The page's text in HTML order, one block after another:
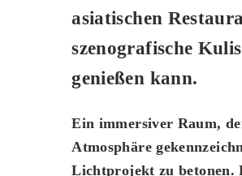
asiatischen
szenografische
genießen kann.
Ein immersiver Raum,
Atmosphäre
Lichtprojekt zu betonen.